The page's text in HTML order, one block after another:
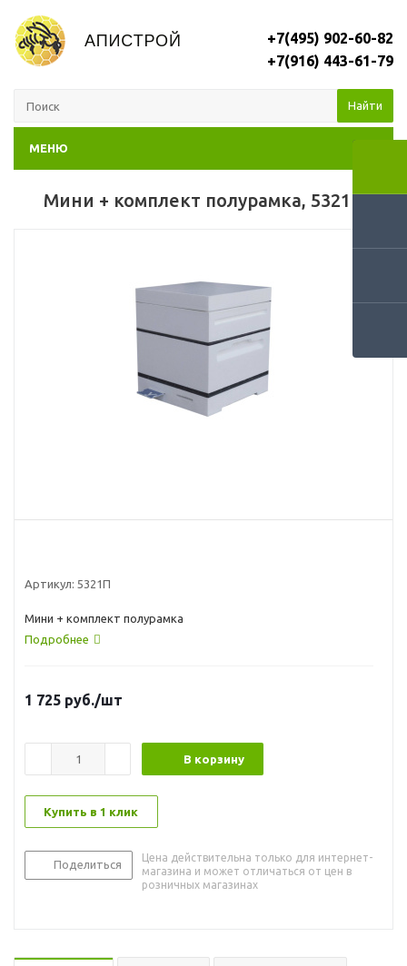
+7(495) 902-60-82
+7(916) 443-61-79
Найти
МЕНЮ
Мини + комплект полурамка, 5321П
Артикул: 5321П
Мини + комплект полурамка
Подробнее
1 725 руб./шт
В корзину
Купить в 1 клик
Поделиться
Цена действительна только для интернет-
магазина и может отличаться от цен в
розничных магазинах